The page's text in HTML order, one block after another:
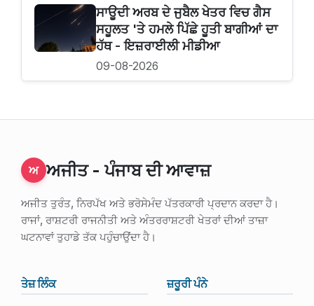
ਸਾਊਦੀ ਅਰਬ ਦੇ ਜੁਬੈਲ ਖੇਤਰ ਵਿਚ ਗੈਸ
ਸਹੂਲਤ 'ਤੇ ਹਮਲੇ ਪਿੱਛੇ ਹੂਤੀ ਬਾਗੀਆਂ ਦਾ
ਹੱਥ - ਇਜ਼ਰਾਈਲੀ ਮੀਡੀਆ
09-08-2026
ਅ ਅਜੀਤ - ਪੰਜਾਬ ਦੀ ਆਵਾਜ਼
ਅਜੀਤ ਤੁਰੰਤ, ਨਿਰਪੱਖ ਅਤੇ ਭਰੋਸੇਮੰਦ ਪੱਤਰਕਾਰੀ ਪ੍ਰਦਾਨ ਕਰਦਾ ਹੈ।
ਰਾਜਾਂ, ਰਾਸ਼ਟਰੀ ਰਾਜਨੀਤੀ ਅਤੇ ਅੰਤਰਰਾਸ਼ਟਰੀ ਖੇਤਰਾਂ ਦੀਆਂ ਤਾਜ਼ਾ
ਘਟਨਾਵਾਂ ਤੁਹਾਡੇ ਤੱਕ ਪਹੁੰਚਾਉਂਦਾ ਹੈ।
ਤੇਜ਼ ਲਿੰਕ ਜ਼ਰੂਰੀ ਪੰਨੇ